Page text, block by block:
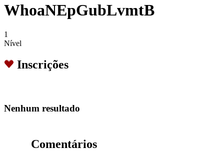
WhoaNEpGubLvmtB
1
Nível
Inscrições
Nenhum resultado
Comentários